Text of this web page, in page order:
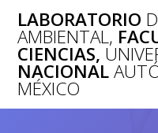
LABORATORIO
AMBIENTAL,
CIENCIAS,
NACIONAL
MÉXICO